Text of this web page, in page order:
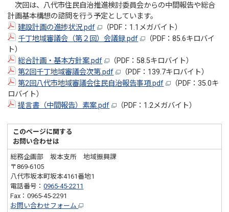
次回は、八代市住民自治推進検討委員会からの中間報告や総合
計画基本構想の諮問を行う予定としています。
建設計画の進捗状況.pdf
（PDF：1.1メガバイト）
千丁地域審議会（第２回）会議録.pdf
（PDF：85.6キロバイ
ト）
総合計画・基本方針案.pdf
（PDF：58.5キロバイト）
第2回千丁地域審議会次第.pdf
（PDF：139.7キロバイト）
第2回八代市地域審議会住民自治報告事項.pdf
（PDF：35.0キ
ロバイト）
提言書（中間報告）素案.pdf
（PDF：1.2メガバイト）
このページに関する
お問い合わせは
総務企画部 坂本支所 地域振興課
〒869-6105
八代市坂本町坂本4161番地1
電話番号：0965-45-2211
Fax：0965-45-2291
お問い合わせフォーム